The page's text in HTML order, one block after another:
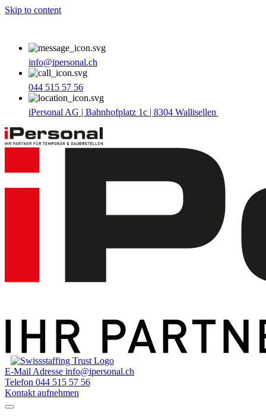
Skip to content
info@ipersonal.ch
044 515 57 56
iPersonal AG | Bahnhofplatz 1c | 8304 Wallisellen
E-Mail Adresse info@ipersonal.ch
Telefon 044 515 57 56
Kontakt aufnehmen